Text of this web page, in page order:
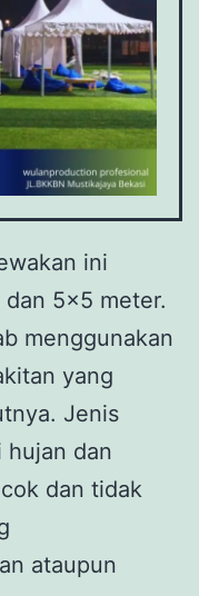
ini
5×5 meter.
menggunakan
yang
Jenis
hujan dan
dan tidak
ataupun